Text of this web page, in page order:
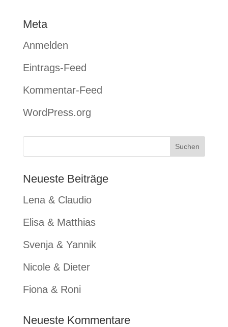
Meta
Anmelden
Eintrags-Feed
Kommentar-Feed
WordPress.org
Neueste Beiträge
Lena & Claudio
Elisa & Matthias
Svenja & Yannik
Nicole & Dieter
Fiona & Roni
Neueste Kommentare